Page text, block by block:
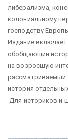
либерализма,
колониальному
господству
Издание
обобщающий
на возросшую
рассматриваемый
история
Для историков и